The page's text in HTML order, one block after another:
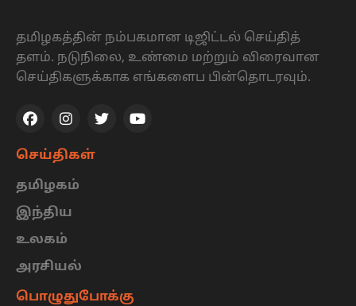
தமிழகத்தின் நம்பகமான டிஜிட்டல் செய்தித்
தளம். நடுநிலை, உண்மை மற்றும் விரைவான
செய்திகளுக்காக எங்களைப பின்தொடரவும்.
செய்திகள்
தமிழகம்
இந்திய
உலகம்
அரசியல்
பொழுதுபோக்கு